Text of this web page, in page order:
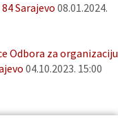
Sarajevo 08.01.2024.
Odbora za organizaciju
04.10.2023. 15:00